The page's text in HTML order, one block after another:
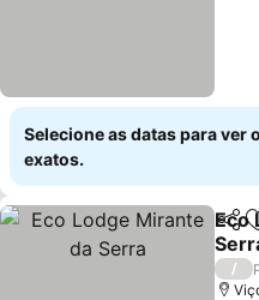
Selecione as datas para ver
exatos.
Eco
Ver
/